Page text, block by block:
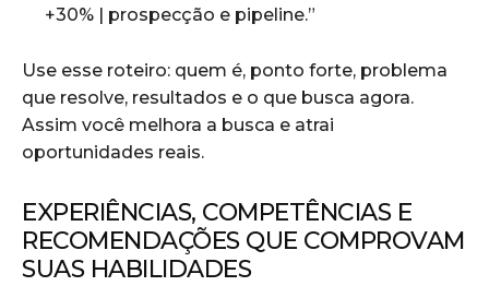
+30% | prospecção e pipeline.”
Use esse roteiro: quem é, ponto forte, problema
que resolve, resultados e o que busca agora.
Assim você melhora a busca e atrai
oportunidades reais.
EXPERIÊNCIAS, COMPETÊNCIAS E
RECOMENDAÇÕES QUE COMPROVAM
SUAS HABILIDADES